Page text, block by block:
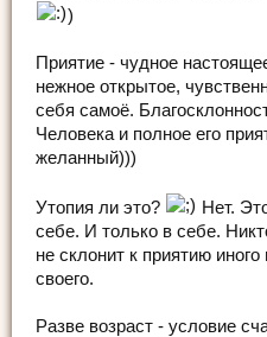
)
Приятие - чудное
нежное открытое,
себя самоё.
Человека и полное его
желанный)))
Утопия ли это?
Нет.
себе. И только в себе.
не склонит к приятию
своего.
Разве возраст - условие